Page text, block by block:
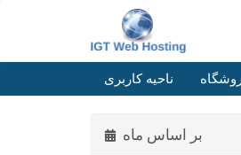
ناحیه کاربری
بر اساس ماه